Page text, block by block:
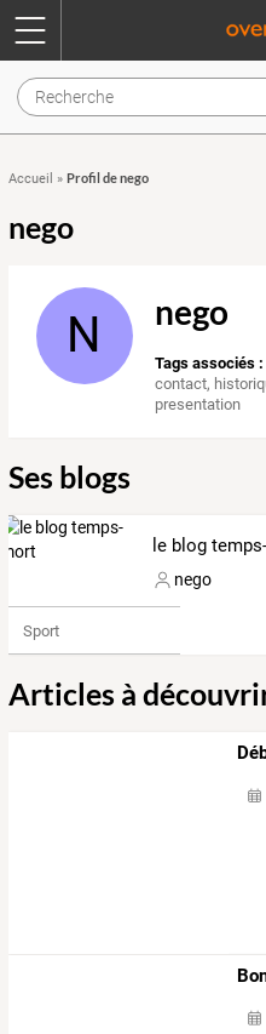
Accueil » Profil de nego
nego
N nego
Tags associés :
contact,
presentation
Ses blogs
le blog
nego
Sport
Articles à